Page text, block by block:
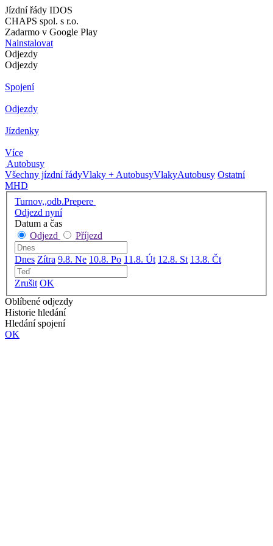
Jízdní řády IDOS
CHAPS spol. s r.o.
Zadarmo v Google Play
Nainstalovat
Odjezdy
Odjezdy
Spojení
Odjezdy
Jízdenky
Více
Autobusy
Všechny jízdní řádyVlaky + AutobusyVlakyAutobusy Ostatní
MHD
Turnov,,odb.Prepere
Odjezd nyní
Datum a čas
Odjezd
Příjezd
Dnes Zítra 9.8. Ne 10.8. Po 11.8. Út 12.8. St 13.8. Čt
Zrušit OK
Oblíbené odjezdy
Historie hledání
Hledání spojení
OK